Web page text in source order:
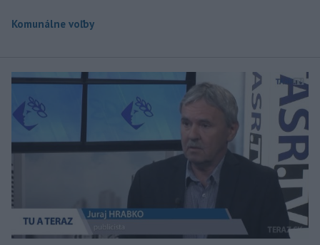
Komunálne voľby